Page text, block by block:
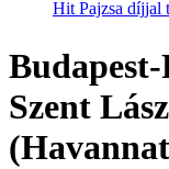
Hit Pajzsa díjjal
Szent